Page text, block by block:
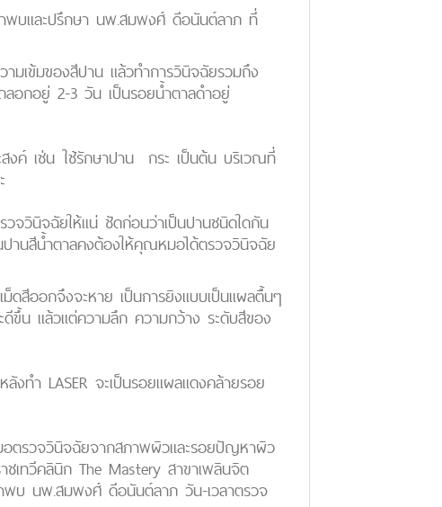
พบและปรึกษา นพ.สมพงศ์ ดีอนันต์ลาภ ที่
มเข้มของสีปาน แล้วทำการวินิจฉัยรวมถึง
ลอกอยู่ 2-3 วัน เป็นรอยน้ำตาลดำอยู่
ะสงค์ เช่น ใช้รักษาปาน กระ เป็นต้น บริเวณที่
จวินิจฉัยให้แน่ ชัดก่อนว่าเป็นปานชนิดใดกัน
านสีน้ำตาลคงต้องให้คุณหมอได้ตรวจวินิจฉัย
ดสีออกจึงจะหาย เป็นการยิงแบบเป็นแผลตื้นๆ
ขึ้น แล้วแต่ความลึก ความกว้าง ระดับสีของ
ทำ LASER จะเป็นรอยแผลแดงคล้ายรอย
อตรวจวินิจฉัยจากสภาพผิวและรอยปัญหาผิว
เทวีคลินิก The Mastery สาขาเพลินจิต
พบ นพ.สมพงศ์ ดีอนันต์ลาภ วัน-เวลาตรวจ